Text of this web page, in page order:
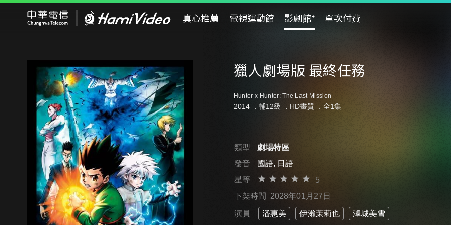
真心推薦 電視運動館 影劇館⁺ 單次付費
獵人劇場版 最終任務
Hunter x Hunter: The Last Mission
2014 ． 輔12級 ．HD畫質 ．全1集
類型
劇場特區
發音
國語, 日語
星等
5
下架時間 2028年01月27日
演員 潘惠美 伊瀨茉莉也 澤城美雪